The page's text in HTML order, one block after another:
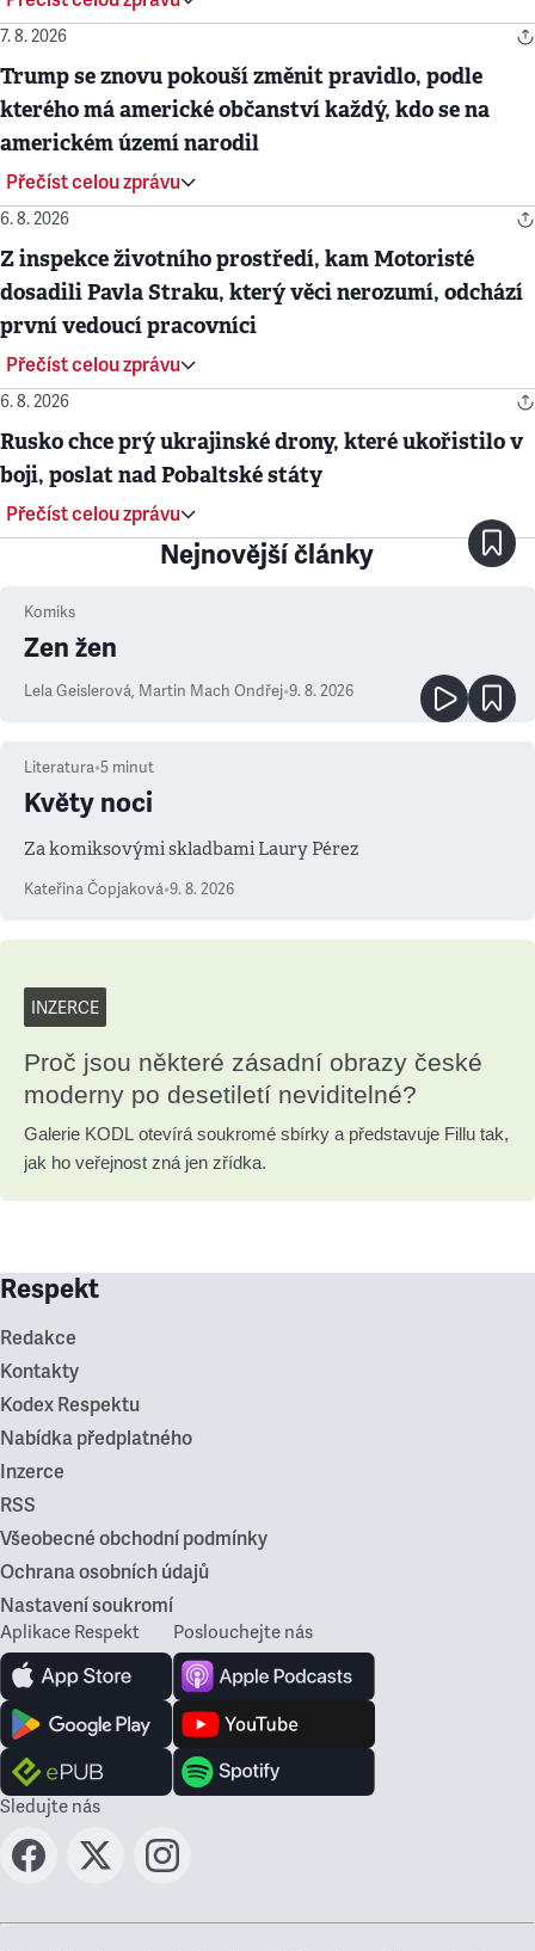
7. 8. 2026
Trump se znovu pokouší změnit pravidlo, podle
kterého má americké občanství každý, kdo se na
americkém území narodil
Přečíst celou zprávu
6. 8. 2026
Z inspekce životního prostředí, kam Motoristé
dosadili Pavla Straku, který věci nerozumí, odchází
první vedoucí pracovníci
Přečíst celou zprávu
6. 8. 2026
Rusko chce prý ukrajinské drony, které ukořistilo v
boji, poslat nad Pobaltské státy
Přečíst celou zprávu
Nejnovější články
Komiks
Zen žen
Lela Geislerová, Martin Mach Ondřej•9. 8. 2026
Literatura•5 minut
Květy noci
Za komiksovými skladbami Laury Pérez
Kateřina Čopjaková•9. 8. 2026
INZERCE
Proč jsou některé zásadní obrazy české
moderny po desetiletí neviditelné?
Galerie KODL otevírá soukromé sbírky a představuje Fillu tak,
jak ho veřejnost zná jen zřídka.
Respekt
Redakce
Kontakty
Kodex Respektu
Nabídka předplatného
Inzerce
RSS
Všeobecné obchodní podmínky
Ochrana osobních údajů
Nastavení soukromí
Aplikace Respekt Poslouchejte nás
Sledujte nás